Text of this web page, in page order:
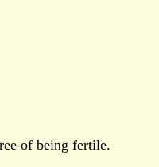
of being fertile.